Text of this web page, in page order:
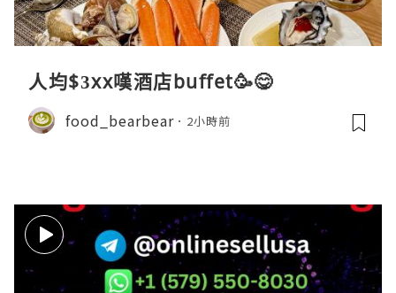
人均$3xx嘆酒店buffet🥳😋
food_bearbear 2小時前